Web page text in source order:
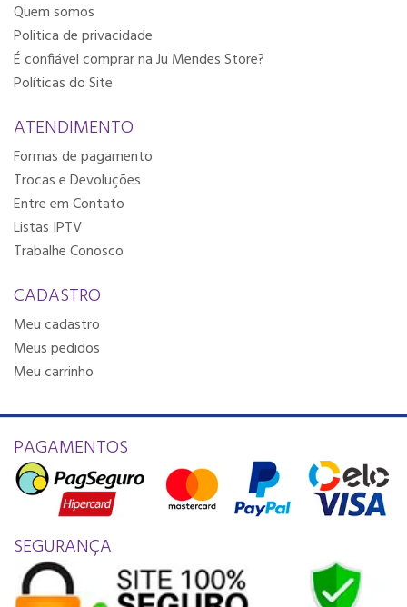
Quem somos
Politica de privacidade
É confiável comprar na Ju Mendes Store?
Políticas do Site
ATENDIMENTO
Formas de pagamento
Trocas e Devoluções
Entre em Contato
Listas IPTV
Trabalhe Conosco
CADASTRO
Meu cadastro
Meus pedidos
Meu carrinho
PAGAMENTOS
SEGURANÇA